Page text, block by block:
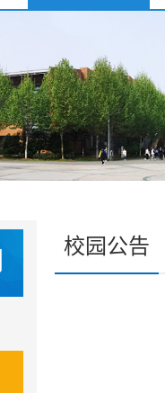
校园公告